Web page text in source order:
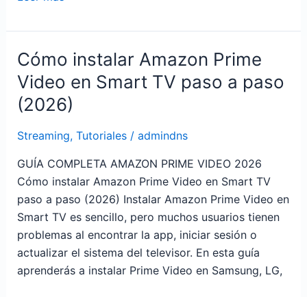
Cómo instalar Amazon Prime
Video en Smart TV paso a paso
(2026)
Streaming, Tutoriales/ admindns
GUÍA COMPLETA AMAZON PRIME VIDEO 2026
Cómo instalar Amazon Prime Video en Smart TV
paso a paso (2026) Instalar Amazon Prime Video en
Smart TV es sencillo, pero muchos usuarios tienen
problemas al encontrar la app, iniciar sesión o
actualizar el sistema del televisor. En esta guía
aprenderás a instalar Prime Video en Samsung, LG,
Cómo
instalar
Amazon
Prime
en
Smart
TV
paso
a
paso
(2026)